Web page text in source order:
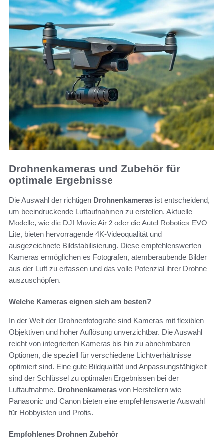
Drohnenkameras und Zubehör für
optimale Ergebnisse
Die Auswahl der richtigen Drohnenkameras ist entscheidend,
um beeindruckende Luftaufnahmen zu erstellen. Aktuelle
Modelle, wie die DJI Mavic Air 2 oder die Autel Robotics EVO
Lite, bieten hervorragende 4K-Videoqualität und
ausgezeichnete Bildstabilisierung. Diese empfehlenswerten
Kameras ermöglichen es Fotografen, atemberaubende Bilder
aus der Luft zu erfassen und das volle Potenzial ihrer Drohne
auszuschöpfen.
Welche Kameras eignen sich am besten?
In der Welt der Drohnenfotografie sind Kameras mit flexiblen
Objektiven und hoher Auflösung unverzichtbar. Die Auswahl
reicht von integrierten Kameras bis hin zu abnehmbaren
Optionen, die speziell für verschiedene Lichtverhältnisse
optimiert sind. Eine gute Bildqualität und Anpassungsfähigkeit
sind der Schlüssel zu optimalen Ergebnissen bei der
Luftaufnahme. Drohnenkameras von Herstellern wie
Panasonic und Canon bieten eine empfehlenswerte Auswahl
für Hobbyisten und Profis.
Empfohlenes Drohnen Zubehör